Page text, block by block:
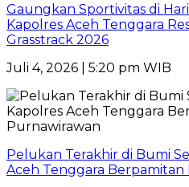
Gaungkan Sportivitas di
Kapolres Aceh Tenggara
Grasstrack 2026
Juli 4, 2026 | 5:20 pm WIB
Pelukan Terakhir di Bumi
Aceh Tenggara